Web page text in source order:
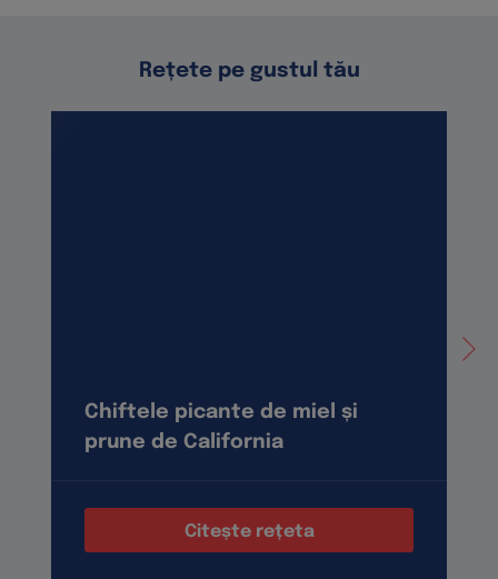
Rețete pe gustul tău
Chiftele picante de miel și
prune de California
Citește rețeta